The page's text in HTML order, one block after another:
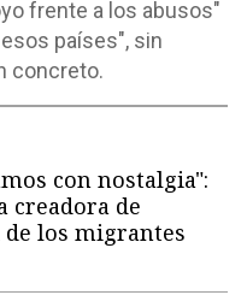
frente a los abusos"
países", sin
concreto.
con nostalgia":
creadora de
los migrantes